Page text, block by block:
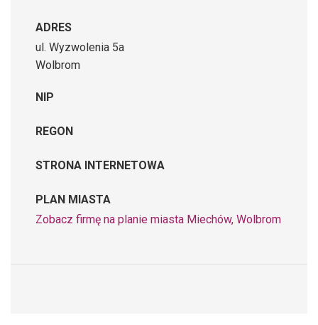
ADRES
ul. Wyzwolenia 5a
Wolbrom
NIP
REGON
STRONA INTERNETOWA
PLAN MIASTA
Zobacz firmę na planie miasta Miechów, Wolbrom